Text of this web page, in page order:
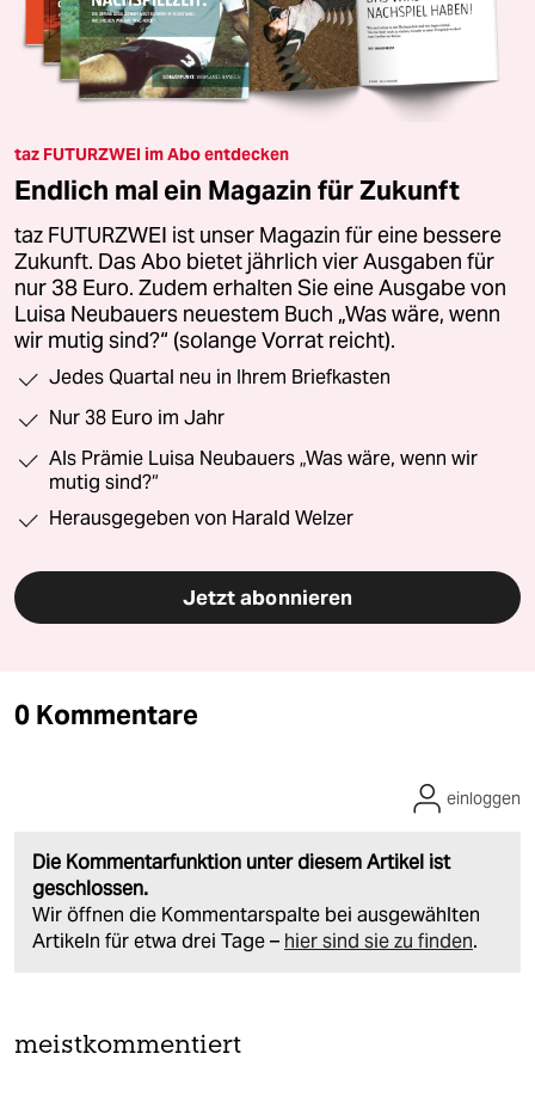
taz FUTURZWEI im Abo entdecken
Endlich mal ein Magazin für Zukunft
taz FUTURZWEI ist unser Magazin für eine bessere
Zukunft. Das Abo bietet jährlich vier Ausgaben für
nur 38 Euro. Zudem erhalten Sie eine Ausgabe von
Luisa Neubauers neuestem Buch „Was wäre, wenn
wir mutig sind?“ (solange Vorrat reicht).
Jedes Quartal neu in Ihrem Briefkasten
Nur 38 Euro im Jahr
Als Prämie Luisa Neubauers „Was wäre, wenn wir
mutig sind?“
Herausgegeben von Harald Welzer
Jetzt abonnieren
0 Kommentare
Die Kommentarfunktion unter diesem Artikel ist
geschlossen.
Wir öffnen die Kommentarspalte bei ausgewählten
Artikeln für etwa drei Tage – hier sind sie zu finden.
einloggen
meistkommentiert